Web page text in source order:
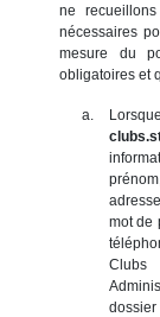
ne
nécessaires
mesure du
obligatoires et
mot de
Clubs